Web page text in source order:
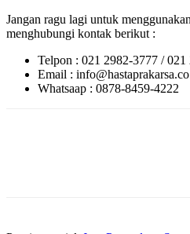
Jangan ragu lagi untuk
menghubungi kontak berikut :
Telpon : 021 2982-3777 / 021
Email :
Whatsaap : 0878-8459-4222